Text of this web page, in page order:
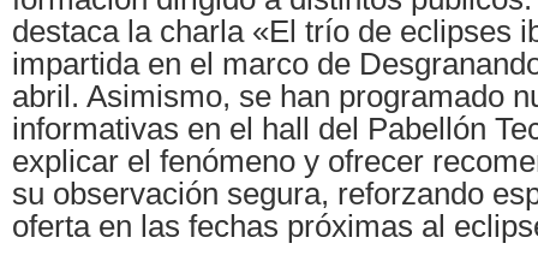
destaca la charla «El trío de eclipses
impartida en el marco de
abril. Asimismo, se han programado
informativas en el hall del Pabellón
explicar el fenómeno y ofrecer
su observación segura, reforzando
oferta en las fechas próximas al